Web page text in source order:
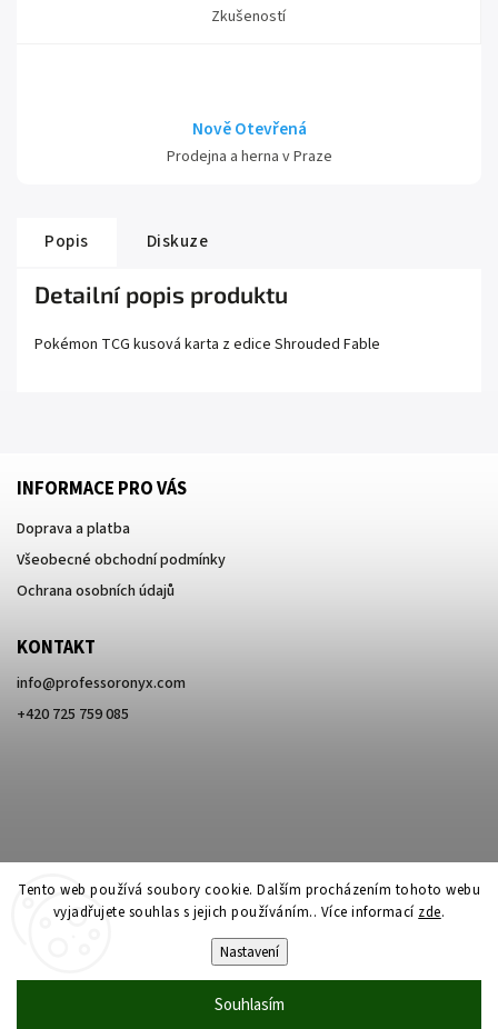
Tento web používá soubory cookie. Dalším procházením tohoto webu
vyjadřujete souhlas s jejich používáním.. Více informací zde.
Nastavení
Souhlasím
Zkušeností
Nově Otevřená
Prodejna a herna v Praze
Popis Diskuze
Detailní popis produktu
Pokémon TCG kusová karta z edice Shrouded Fable
INFORMACE PRO VÁS
Doprava a platba
Všeobecné obchodní podmínky
Ochrana osobních údajů
KONTAKT
info@professoronyx.com
+420 725 759 085
Professor Onyx. Všechna práva vyhrazena.